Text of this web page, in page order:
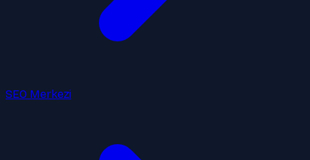
SEO Merkezi